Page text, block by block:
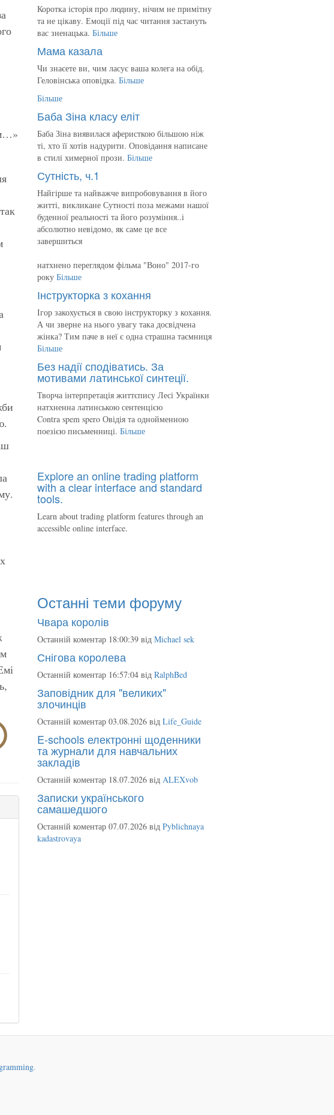
Коротка історія про людину, нічим не примітну
та не цікаву. Емоції під час читання застануть
вас зненацька. Більше
Мама казала
Чи знаєете ви, чим ласує ваша колега на обід.
Геловінська оповідка. Більше
Більше
Баба Зіна класу еліт
Баба Зіна виявилася аферисткою більшою ніж
ті, хто її хотів надурити. Оповідання написане
в стилі химерної прози. Більше
Сутність, ч.1
Найгірше та найважче випробовування в його
житті, викликане Сутності поза межами нашої
буденної реальності та його розуміння..і
абсолютно невідомо, як саме це все
завершиться
натхнено переглядом фільма "Воно" 2017-го
року Більше
Інструкторка з кохання
Ігор закохується в свою інструкторку з кохання.
А чи зверне на нього увагу така досвідчена
жінка? Тим паче в неї є одна страшна таємниця
Більше
Без надії сподіватись. За
мотивами латинської синтеції.
Творча інтерпретація життєпису Лесі Українки
натхненна латинською сентенцією
Contra spem spero Овідія та однойменною
поезією письменниці. Більше
Explore an online trading platform
with a clear interface and standard
tools.
Learn about trading platform features through an
accessible online interface.
Останні теми форуму
Чвара королів
Останній коментар 18:00:39 від Michael sek
Снігова королева
Останній коментар 16:57:04 від RalphBed
Заповідник для "великих"
злочинців
Останній коментар 03.08.2026 від Life_Guide
E-schools електронні щоденники
та журнали для навчальних
закладів
Останній коментар 18.07.2026 від ALEXvob
Записки українського
самашедшого
Останній коментар 07.07.2026 від Pyblichnaya
kadastrovaya
.